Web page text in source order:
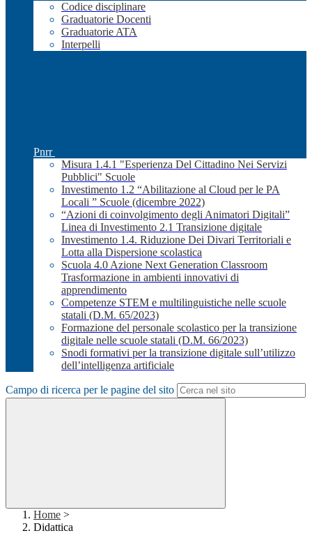
Codice disciplinare
Graduatorie Docenti
Graduatorie ATA
Interpelli
Pnrr
Misura 1.4.1 "Esperienza Del Cittadino Nei Servizi
Pubblici" Scuole
Investimento 1.2 “Abilitazione al Cloud per le PA
Locali ” Scuole (dicembre 2022)
“Azioni di coinvolgimento degli Animatori Digitali”
Linea di Investimento 2.1 Transizione digitale
Investimento 1.4. Riduzione Dei Divari Territoriali e
Lotta alla Dispersione scolastica
Scuola 4.0 Azione Next Generation Classroom
Trasformazione in ambienti innovativi di
apprendimento
Competenze STEM e multilinguistiche nelle scuole
statali (D.M. 65/2023)
Formazione del personale scolastico per la transizione
digitale nelle scuole statali (D.M. 66/2023)
Snodi formativi per la transizione digitale sull’utilizzo
dell’intelligenza artificiale
Campo di ricerca per le pagine del sito
Home >
Didattica